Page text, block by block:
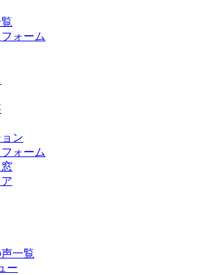
ォーム
ン
ォーム
一覧
ー